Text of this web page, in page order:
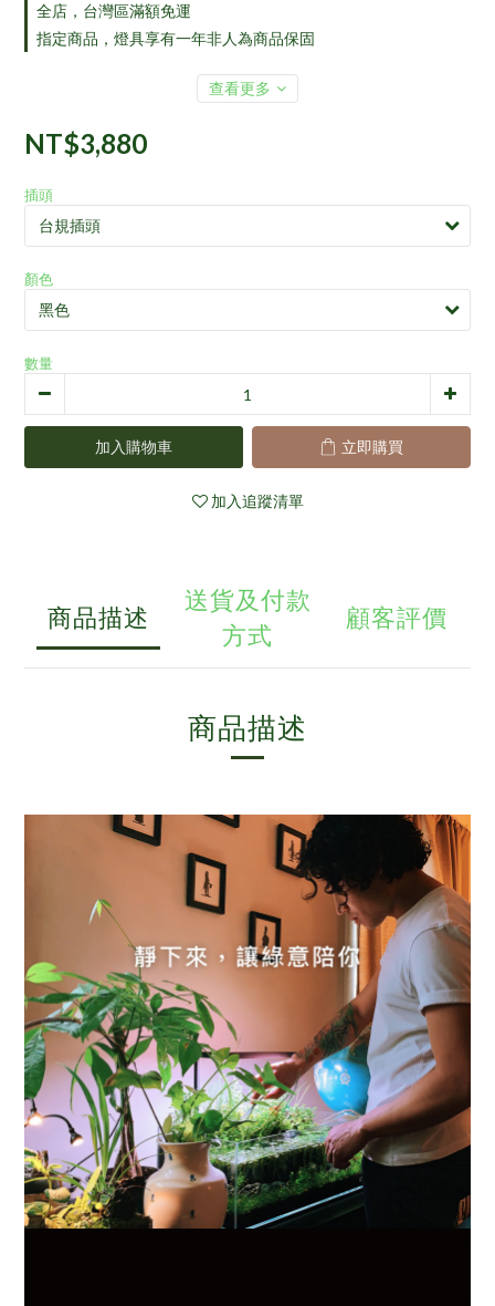
全店，台灣區滿額免運
指定商品，燈具享有一年非人為商品保固
查看更多
NT$3,880
插頭
顏色
數量
加入購物車 立即購買
加入追蹤清單
商品描述
送貨及付款
方式
顧客評價
商品描述